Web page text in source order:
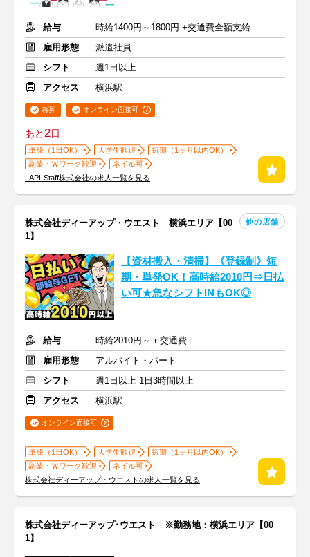
給与
時給1400円～1800円 +交通費全額支給
雇用形態
派遣社員
シフト
週1日以上
アクセス
横浜駅
急募 オンライン面接可
あと2日
単発（1日OK） 大学生歓迎
短期（1ヶ月以内OK）
副業・Ｗワーク歓迎
ネイル可
LAPI-Staff株式会社の求人一覧を見る
株式会社ディーアップ・ウエスト 横浜エリア【00
1】
他の店舗
【資材搬入・清掃】《登録制》短
期・単発OK！高時給2010円⇒日払
い可★急なシフトINもOK◎
給与
時給2010円～＋交通費
雇用形態
アルバイト・パート
シフト
週1日以上 1日3時間以上
アクセス
横浜駅
オンライン面接可
単発（1日OK） 大学生歓迎
短期（1ヶ月以内OK）
副業・Ｗワーク歓迎
ネイル可
株式会社ディーアップ・ウエストの求人一覧を見る
株式会社ディーアップ･ウエスト ※勤務地：横浜エリア【00
1】